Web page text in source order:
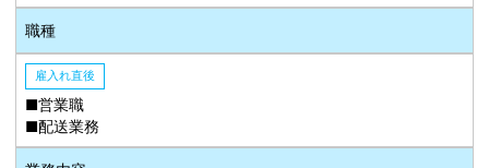
職種
雇入れ直後
■営業職
■配送業務